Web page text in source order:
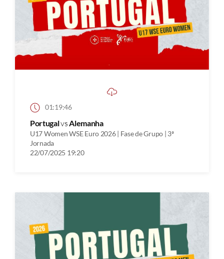
01:19:46
PortugalvsAlemanha
U17 Women WSE Euro 2026 | Fase de Grupo | 3ª
Jornada
22/07/2025 19:20